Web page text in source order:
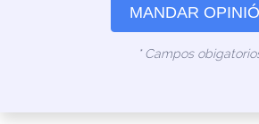
MANDAR
* Campos